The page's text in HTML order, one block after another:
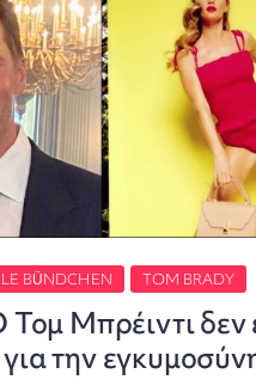
BÜNDCHEN TOM BRADY
Τομ Μπρέιντι δεν
για την